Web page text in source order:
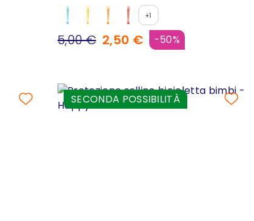
+1
5,00 € 2,50 € -50%
SECONDA POSSIBILITÀ